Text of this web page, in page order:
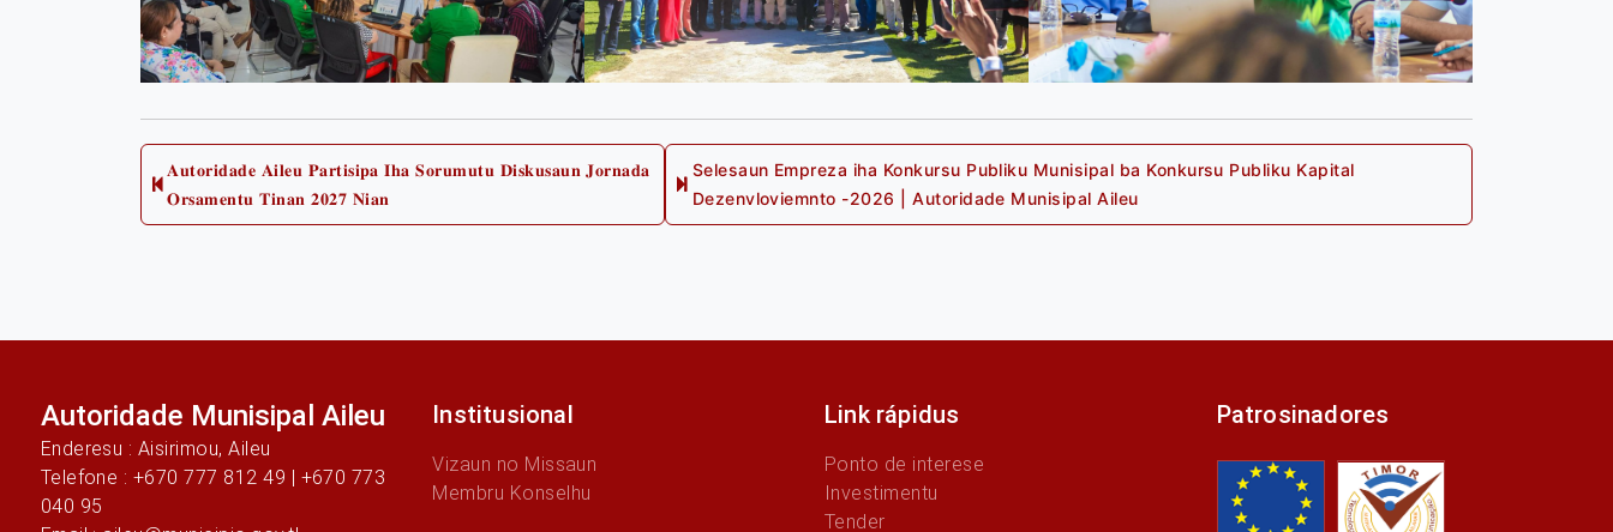
Post
post:
𝐀𝐮𝐭𝐨𝐫𝐢𝐝𝐚𝐝𝐞 𝐀𝐢𝐥𝐞𝐮 𝐏𝐚𝐫𝐭𝐢𝐬𝐢𝐩𝐚 𝐈𝐡𝐚 𝐒𝐨𝐫𝐮𝐦𝐮𝐭𝐮 𝐃𝐢𝐬𝐤𝐮𝐬𝐚𝐮𝐧 𝐉𝐨𝐫𝐧𝐚𝐝𝐚
𝐎𝐫𝐬𝐚𝐦𝐞𝐧𝐭𝐮 𝐓𝐢𝐧𝐚𝐧 𝟐𝟎𝟐𝟕 𝐍𝐢𝐚𝐧
Next
post:
Selesaun Empreza iha Konkursu Publiku Munisipal ba Konkursu Publiku Kapital
Dezenvloviemnto -2026 | Autoridade Munisipal Aileu
Autoridade Munisipal Aileu
Enderesu : Aisirimou, Aileu
Telefone : +670 777 812 49 | +670 773
040 95
Institusional
Vizaun no Missaun
Membru Konselhu
Link rápidus
Ponto de interese
Investimentu
Tender
Patrosinadores